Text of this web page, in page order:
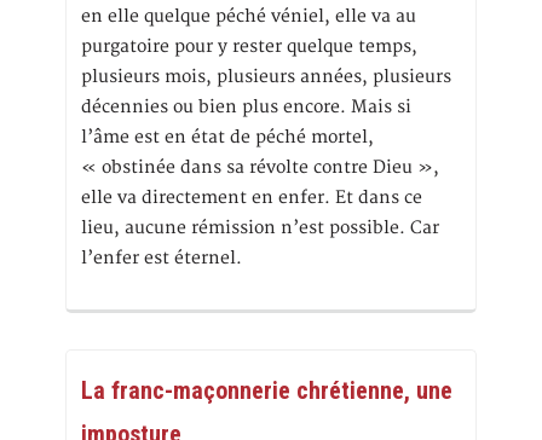
en elle quelque péché véniel, elle va au
purgatoire pour y rester quelque temps,
plusieurs mois, plusieurs années, plusieurs
décennies ou bien plus encore. Mais si
l’âme est en état de péché mortel,
« obstinée dans sa révolte contre Dieu »,
elle va directement en enfer. Et dans ce
lieu, aucune rémission n’est possible. Car
l’enfer est éternel.
La franc-maçonnerie chrétienne, une